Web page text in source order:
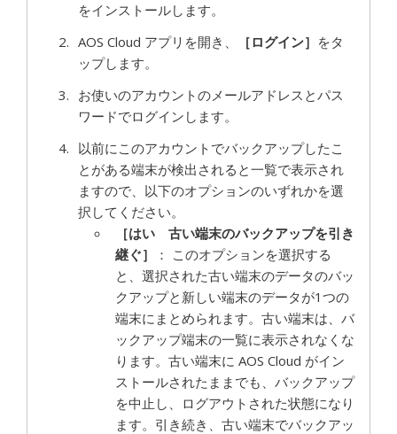
をインストールします。
AOS Cloud アプリを開き、
［ログイン］ をタ
ップします。
お使いのアカウントのメールアドレスとパス
ワードでログインします。
以前にこのアカウントでバックアップしたこ
とがある端末が検出されると一覧で表示され
ますので、以下のオプションのいずれかを選
択してください。
［はい 古い端末のバックアップを引き
継ぐ］
： このオプションを選択する
と、選択された古い端末のデータのバッ
クアップと新しい端末のデータが1つの
端末にまとめられます。古い端末は、バ
ックアップ端末の一覧に表示されなくな
ります。古い端末に AOS Cloud がイン
ストールされたままでも、バックアップ
を中止し、ログアウトされた状態になり
ます。引き続き、古い端末でバックアッ